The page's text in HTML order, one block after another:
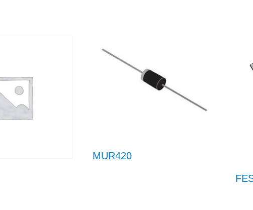
MUR420